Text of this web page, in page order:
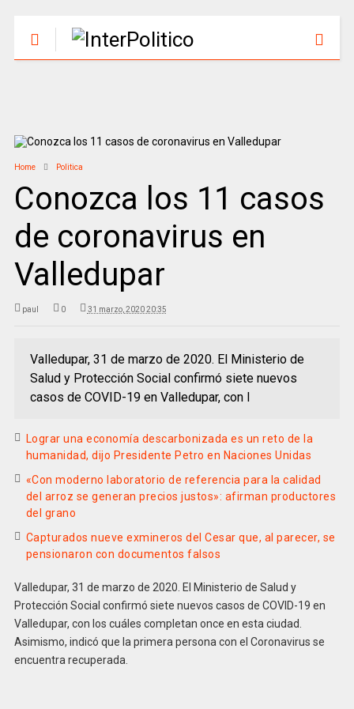
Home Politica
Conozca los 11 casos
de coronavirus en
Valledupar
paul 0 31 marzo, 2020 20:35
Valledupar, 31 de marzo de 2020. El Ministerio de
Salud y Protección Social confirmó siete nuevos
casos de COVID-19 en Valledupar, con l
Lograr una economía descarbonizada es un reto de la
humanidad, dijo Presidente Petro en Naciones Unidas
«Con moderno laboratorio de referencia para la calidad
del arroz se generan precios justos»: afirman productores
del grano
Capturados nueve exmineros del Cesar que, al parecer, se
pensionaron con documentos falsos
Valledupar, 31 de marzo de 2020. El Ministerio de Salud y
Protección Social confirmó siete nuevos casos de COVID-19 en
Valledupar, con los cuáles completan once en esta ciudad.
Asimismo, indicó que la primera persona con el Coronavirus se
encuentra recuperada.